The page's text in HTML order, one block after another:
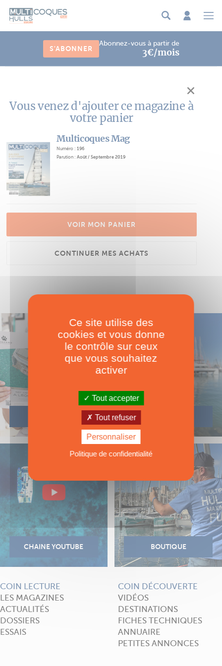
S'ABONNER
Abonnez-vous à partir de
3€/mois
Vous venez d'ajouter ce magazine à
votre panier
Multicoques Mag
Numéro : 196
Parution : Août / Septembre 2019
VOIR MON PANIER
CONTINUER MES ACHATS
COIN LECTURE
LES MAGAZINES
ACTUALITÉS
DOSSIERS
ESSAIS
COIN DÉCOUVERTE
VIDÉOS
DESTINATIONS
FICHES TECHNIQUES
ANNUAIRE
PETITES ANNONCES
Ce site utilise des
cookies et vous donne
le contrôle sur ceux
que vous souhaitez
activer
Tout accepter
Tout refuser
Personnaliser
Politique de confidentialité